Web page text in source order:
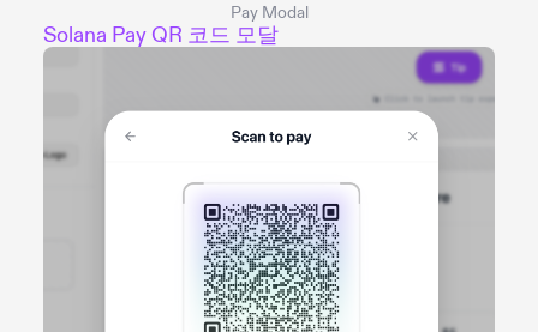
Pay Modal
Solana Pay QR 코드 모달